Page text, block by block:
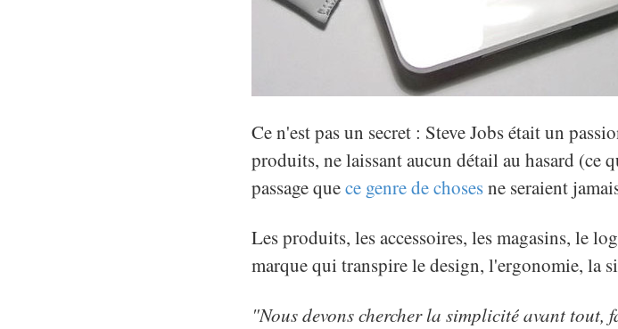
Ce n'est pas un secret : Steve Jobs était un
produits, ne laissant aucun détail au hasard (ce
passage quece genre de chosesne seraient
Les produits, les accessoires, les magasins, le
marque qui transpire le design, l'ergonomie, la
"Nous devons chercher la simplicité avant tout,